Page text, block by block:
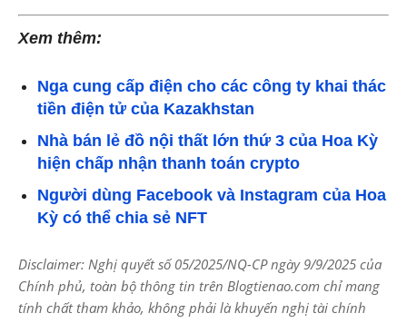
Xem thêm:
Nga cung cấp điện cho các công ty khai thác
tiền điện tử của Kazakhstan
Nhà bán lẻ đồ nội thất lớn thứ 3 của Hoa Kỳ
hiện chấp nhận thanh toán crypto
Người dùng Facebook và Instagram của Hoa
Kỳ có thể chia sẻ NFT
Disclaimer: Nghị quyết số 05/2025/NQ-CP ngày 9/9/2025 của
Chính phủ, toàn bộ thông tin trên Blogtienao.com chỉ mang
tính chất tham khảo, không phải là khuyến nghị tài chính